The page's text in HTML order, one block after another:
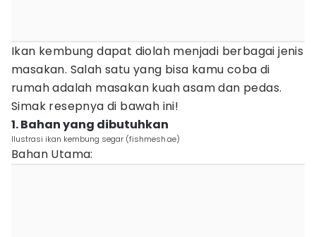
Ikan kembung dapat diolah menjadi berbagai jenis
masakan. Salah satu yang bisa kamu coba di
rumah adalah masakan kuah asam dan pedas.
Simak resepnya di bawah ini!
1. Bahan yang dibutuhkan
Ilustrasi ikan kembung segar (fishmesh.ae)
Bahan Utama: